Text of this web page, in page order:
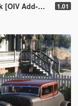
On | FiveM] 1.01